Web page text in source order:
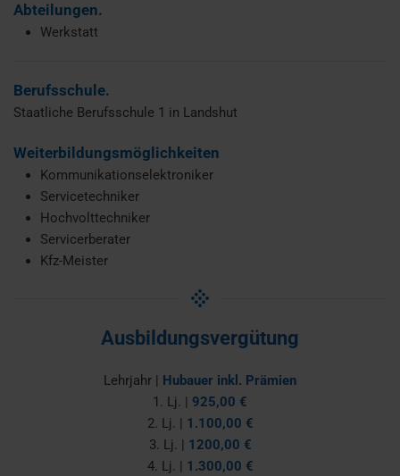
Abteilungen.
Werkstatt
Berufsschule.
Staatliche Berufsschule 1 in Landshut
Weiterbildungsmöglichkeiten
Kommunikationselektroniker
Servicetechniker
Hochvolttechniker
Servicerberater
Kfz-Meister
Ausbildungsvergütung
Lehrjahr | Hubauer inkl. Prämien
1. Lj. | 925,00 €
2. Lj. | 1.100,00 €
3. Lj. | 1200,00 €
4. Lj. | 1.300,00 €